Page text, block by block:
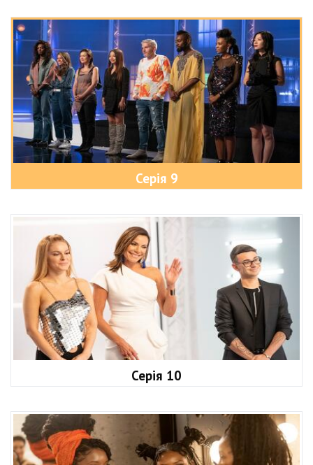
Серія 9
Серія 10